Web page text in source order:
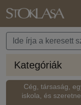
Kategóriák
Cég, társaság,
iskola, és